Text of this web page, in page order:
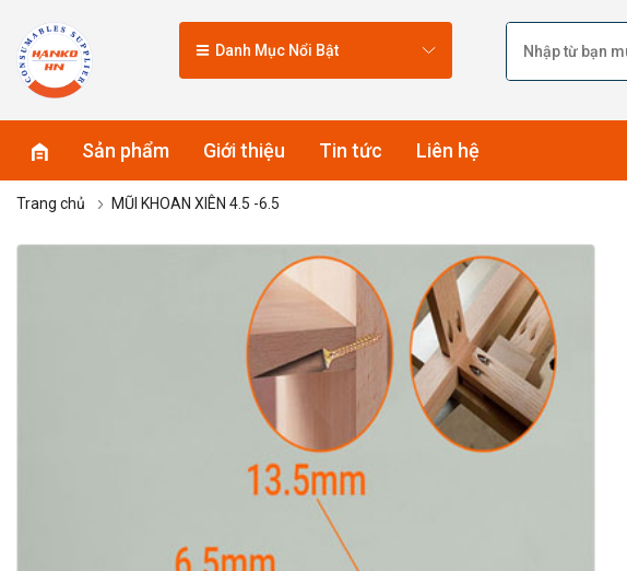
Danh Mục Nổi Bật
Sản phẩm Giới thiệu Tin tức Liên hệ
Trang chủ MŨI KHOAN XIÊN 4.5 -6.5